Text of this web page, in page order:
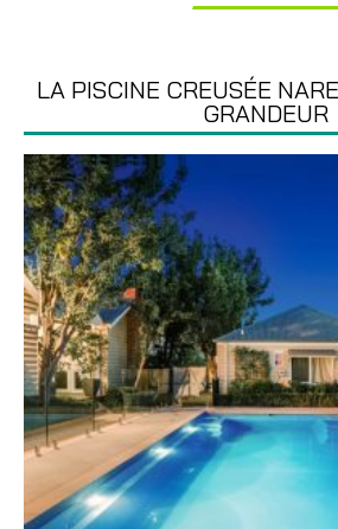
LA PISCINE CREUSÉE
GRANDEUR